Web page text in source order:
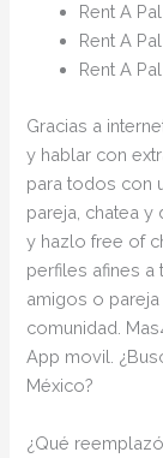
Rent A
Rent A
Rent A
Gracias a
y hablar con
para todos con
pareja, chatea
y hazlo free of
perfiles afines a
amigos o
comunidad.
App movil.
México?
¿Qué